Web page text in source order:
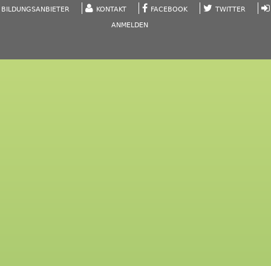
BILDUNGSANBIETER KONTAKT FACEBOOK
TWITTER
ANMELDEN